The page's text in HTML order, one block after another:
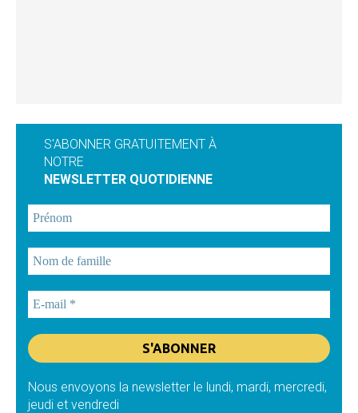
S'ABONNER GRATUITEMENT À
NOTRE
NEWSLETTER QUOTIDIENNE
Nous envoyons la newsletter le lundi, mardi, mercredi,
jeudi et vendredi